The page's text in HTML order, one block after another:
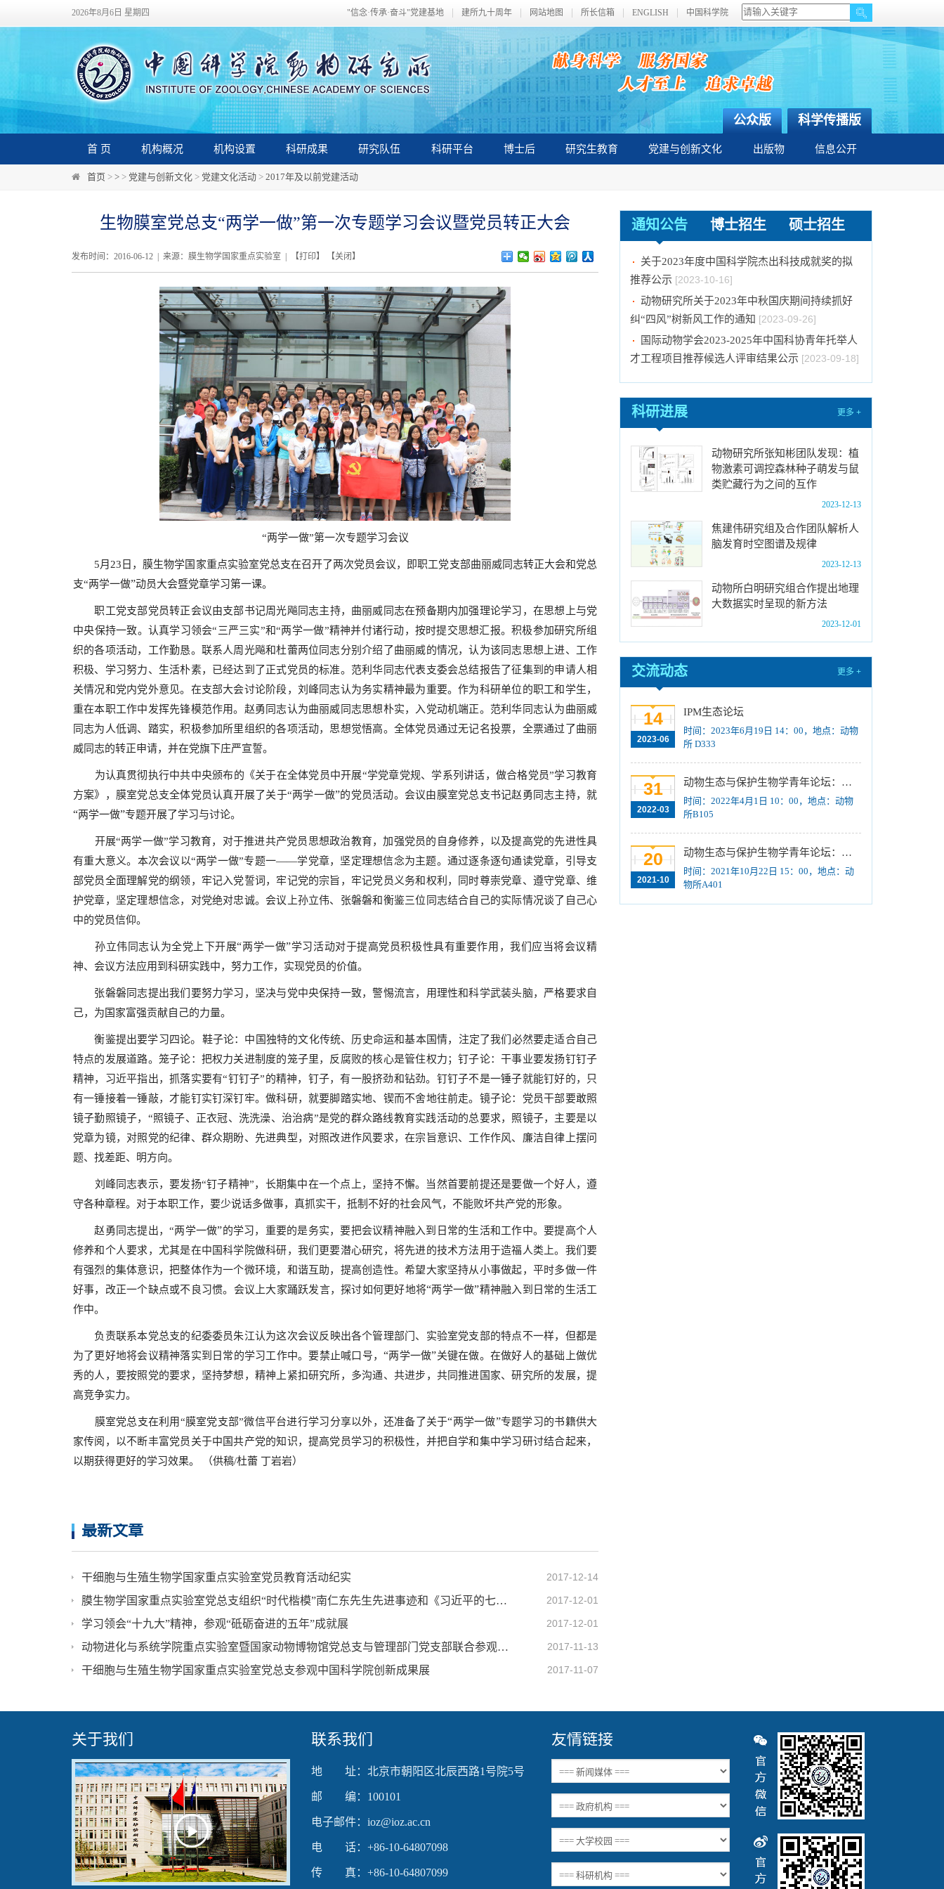
2026年8月6日 星期四 "信念·传承·奋斗"党建基地 建所九十周年 网站地图 所长信箱 ENGLISH 中国科学院
科学传播版
公众版
首 页 机构概况 机构设置 科研成果 研究队伍 科研平台 博士后 研究生教育 党建与创新文化 出版物 信息公开
首页 > > > 党建与创新文化 > 党建文化活动 > 2017年及以前党建活动
生物膜室党总支“两学一做”第一次专题学习会议暨党员转正大会
发布时间：2016-06-12 | 来源：膜生物学国家重点实验室 | 【打印】 【关闭 】
“两学一做”第一次专题学习会议
5月 23 日 ，膜生物学国家重点实验室党总支在召开了两次党员会议，即职工党支部曲丽威同志转正大会和党总
支“两学一做”动员大会暨党章学习第一课。
职工党支部党员转正会议由支部书记周光飚同志主持，曲丽威同志在预备期内加强理论学习，在思想上与党
中央保持一致。认真学习领会“三严三实”和“两学一做”精神并付诸行动，按时提交思想汇报。积极参加研究所组
织的各项活动，工作勤恳。联系人周光飚和杜蕾两位同志分别介绍了曲丽威的情况，认为该同志思想上进、工作
积极、学习努力、生活朴素，已经达到了正式党员的标准。范利华同志代表支委会总结报告了征集到的申请人相
关情况和党内党外意见。在支部大会讨论阶段，刘峰同志认为务实精神最为重要。作为科研单位的职工和学生，
重在本职工作中发挥先锋模范作用。赵勇同志认为曲丽威同志思想朴实，入党动机端正。范利华同志认为曲丽威
同志为人低调、踏实，积极参加所里组织的各项活动，思想觉悟高。全体党员通过无记名投票，全票通过了曲丽
威同志的转正申请，并在党旗下庄严宣誓。
为认真贯彻执行中共中央颁布的《关于在全体党员中开展“学党章党规、学系列讲话，做合格党员”学习教育
方案》，膜室党总支全体党员认真开展了关于“两学一做”的党员活动。会议由膜室党总支书记赵勇同志主持，就
“两学一做”专题开展了学习与讨论。
开展“两学一做”学习教育，对于推进共产党员思想政治教育，加强党员的自身修养，以及提高党的先进性具
有重大意义。本次会议以“两学一做”专题一——学党章，坚定理想信念为主题。通过逐条逐句通读党章，引导支
部党员全面理解党的纲领，牢记入党誓词，牢记党的宗旨，牢记党员义务和权利，同时尊崇党章、遵守党章、维
护党章，坚定理想信念，对党绝对忠诚。会议上孙立伟、张磐磐和衡鉴三位同志结合自己的实际情况谈了自己心
中的党员信仰。
孙立伟同志认为全党上下开展“两学一做”学习活动对于提高党员积极性具有重要作用，我们应当将会议精
神、会议方法应用到科研实践中，努力工作，实现党员的价值。
张磐磐同志提出我们要努力学习，坚决与党中央保持一致，警惕流言，用理性和科学武装头脑，严格要求自
己，为国家富强贡献自己的力量。
衡鉴提出要学习四论。 鞋子论：中国独特的文化传统、历史命运和基本国情，注定了我们必然要走适合自己
特点的发展道路。笼子论：把权力关进制度的笼子里，反腐败的核心是管住权力；钉子论：干事业要发扬钉钉子
精神，习近平指出，抓落实要有“钉钉子”的精神，钉子，有一股挤劲和钻劲。钉钉子不是一锤子就能钉好的，只
有一锤接着一锤敲，才能钉实钉深钉牢。做科研，就要脚踏实地、锲而不舍地往前走。镜子论：党员干部要敢照
镜子勤照镜子，“照镜子、正衣冠、洗洗澡、治治病”是党的群众路线教育实践活动的总要求，照镜子，主要是以
党章为镜，对照党的纪律、群众期盼、先进典型，对照改进作风要求，在宗旨意识、工作作风、廉洁自律上摆问
题、找差距、明方向。
刘峰同志表示，要发扬“钉子精神”，长期集中在一个点上，坚持不懈。当然首要前提还是要做一个好人，遵
守各种章程。对于本职工作，要少说话多做事，真抓实干，抵制不好的社会风气，不能败坏共产党的形象。
赵勇同志提出，“两学一做”的学习，重要的是务实，要把会议精神融入到日常的生活和工作中。要提高个人
修养和个人要求，尤其是在中国科学院做科研，我们更要潜心研究，将先进的技术方法用于造福人类上。我们要
有强烈的集体意识，把整体作为一个微环境，和谐互助，提高创造性。希望大家坚持从小事做起，平时多做一件
好事，改正一个缺点或不良习惯。会议上大家踊跃发言，探讨如何更好地将“两学一做”精神融入到日常的生活工
作中。
负责联系本党总支的纪委委员朱江认为这次会议反映出各个管理部门、实验室党支部的特点不一样，但都是
为了更好地将会议精神落实到日常的学习工作中。要禁止喊口号，“两学一做”关键在做。在做好人的基础上做优
秀的人，要按照党的要求，坚持梦想，精神上紧扣研究所，多沟通、共进步，共同推进国家、研究所的发展，提
高竞争实力。
膜室党总支在利用“膜室党支部”微信平台进行学习分享以外，还准备了关于“两学一做”专题学习的书籍供大
家传阅，以不断丰富党员关于中国共产党的知识，提高党员学习的积极性，并把自学和集中学习研讨结合起来，
以期获得更好的学习效果。
（供稿/杜蕾 丁岩岩）
最新文章
2017-12-14
干细胞与生殖生物学国家重点实验室党员教育活动纪实
2017-12-01
膜生物学国家重点实验室党总支组织“时代楷模”南仁东先生先进事迹和《习近平的七年知青岁月》主题学习活动
2017-12-01
学习领会“十九大”精神，参观“砥砺奋进的五年”成就展
2017-11-13
动物进化与系统学院重点实验室暨国家动物博物馆党总支与管理部门党支部联合参观北京展览馆并进行素质拓展
2017-11-07
干细胞与生殖生物学国家重点实验室党总支参观中国科学院创新成果展
通知公告 博士招生 硕士招生
中国科学院动物研究所国家动物博物馆文创商店
招租比选公告
[2023-12-18]
推荐公示[2023-10-16]
纠“四风”树新风工作的通知
[2023-09-26]
才工程项目推荐候选人评审结果公示[2023-09-18]
二批拟录取结果公示[2023-09-05]
中国科学院动物研究所2023年 “大学生创新实践
训练计划”项目公示[2023-08-21]
关于招募“‘一带一路’地区昆虫多样性格局评估
与智能监测体系关键技术培训班”学员的通知 （第
一轮）[2023-08-14]
2024年招收推荐免试硕士（含直博）研究生第
一批拟录取结果公示[2023-08-10]
中国科学院动物研究所国家动物博物馆文创商店
招租比选公告
关于2023年度中国科学院杰出科技成就奖的拟
推荐公示[2023-10-16]
动物研究所关于2023年中秋国庆期间持续抓好
纠“四风”树新风工作的通知[2023-09-26]
国际动物学会2023-2025年中国科协青年托举人
才工程项目推荐候选人评审结果公示
二批拟录取结果公示[2023-09-05]
中国科学院动物研究所2023年 “大学生创新实践
关于招募“‘一带一路’地区昆虫多样性格局评估
与智能监测体系关键技术培训班”学员的通知 （第
一轮）[2023-08-14]
一批拟录取结果公示[2023-08-10]
科研进展 更多 +
动物研究所张知彬团队发现：植
物激素可调控森林种子萌发与鼠
类贮藏行为之间的互作
2023-12-13
焦建伟研究组及合作团队解析人
脑发育时空图谱及规律
2023-12-13
动物所白明研究组合作提出地理
大数据实时呈现的新方法
2023-12-01
交流动态 更多 +
14
2023-06
IPM生态论坛
时间：2023年6月19日 14：00，地点：动物
所 D333
31
2022-03
动物生态与保护生物学青年论坛：Regeneration enhancers and the evolution of regenerative capacities
时间：2022年4月1日 10：00，地点：动物
所B105
20
2021-10
动物生态与保护生物学青年论坛：中国大型食肉动物生态研究与保护
时间：2021年10月22日 15：00，地点：动
物所A401
关于我们
Play
Video
联系我们
地 址：北京市朝阳区北辰西路1号院5号
邮 编：100101
电子邮件：ioz@ioz.ac.cn
电 话：+86-10-64807098
传 真：+86-10-64807099
友情链接